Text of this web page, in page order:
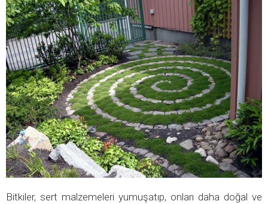
Bitkiler, sert malzemeleri yumuşatıp, onları daha doğal ve